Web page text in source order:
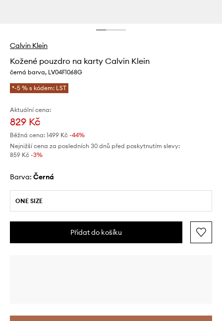
Calvin Klein
Kožené pouzdro na karty Calvin Klein
černá barva, LV04F1068G
*-5 % s kódem: LST
Aktuální cena:
829 Kč
Běžná cena: 1499 Kč -44%
Nejnižší cena za posledních 30 dnů před poskytnutím slevy:
859 Kč -3%
Barva: černá
ONE SIZE
Přidat do košíku